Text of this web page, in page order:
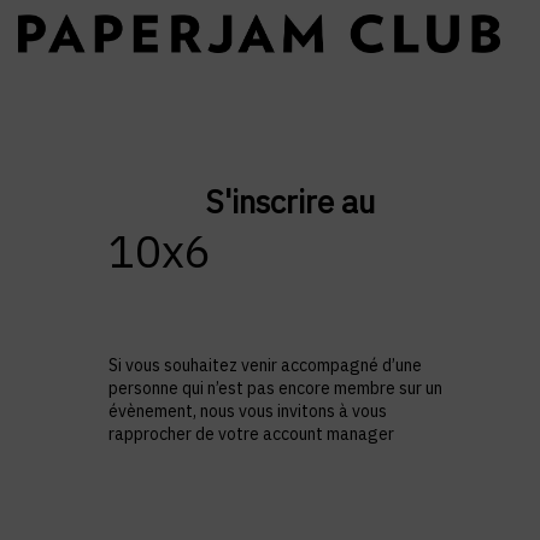
S'inscrire au
10x6
Si vous souhaitez venir accompagné d’une
personne qui n’est pas encore membre sur un
évènement, nous vous invitons à vous
rapprocher de votre account manager